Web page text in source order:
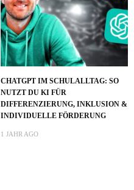
CHATGPT IM SCHULALLTAG: SO
NUTZT DU KI FÜR
DIFFERENZIERUNG, INKLUSION &
INDIVIDUELLE FÖRDERUNG
1 JAHR AGO